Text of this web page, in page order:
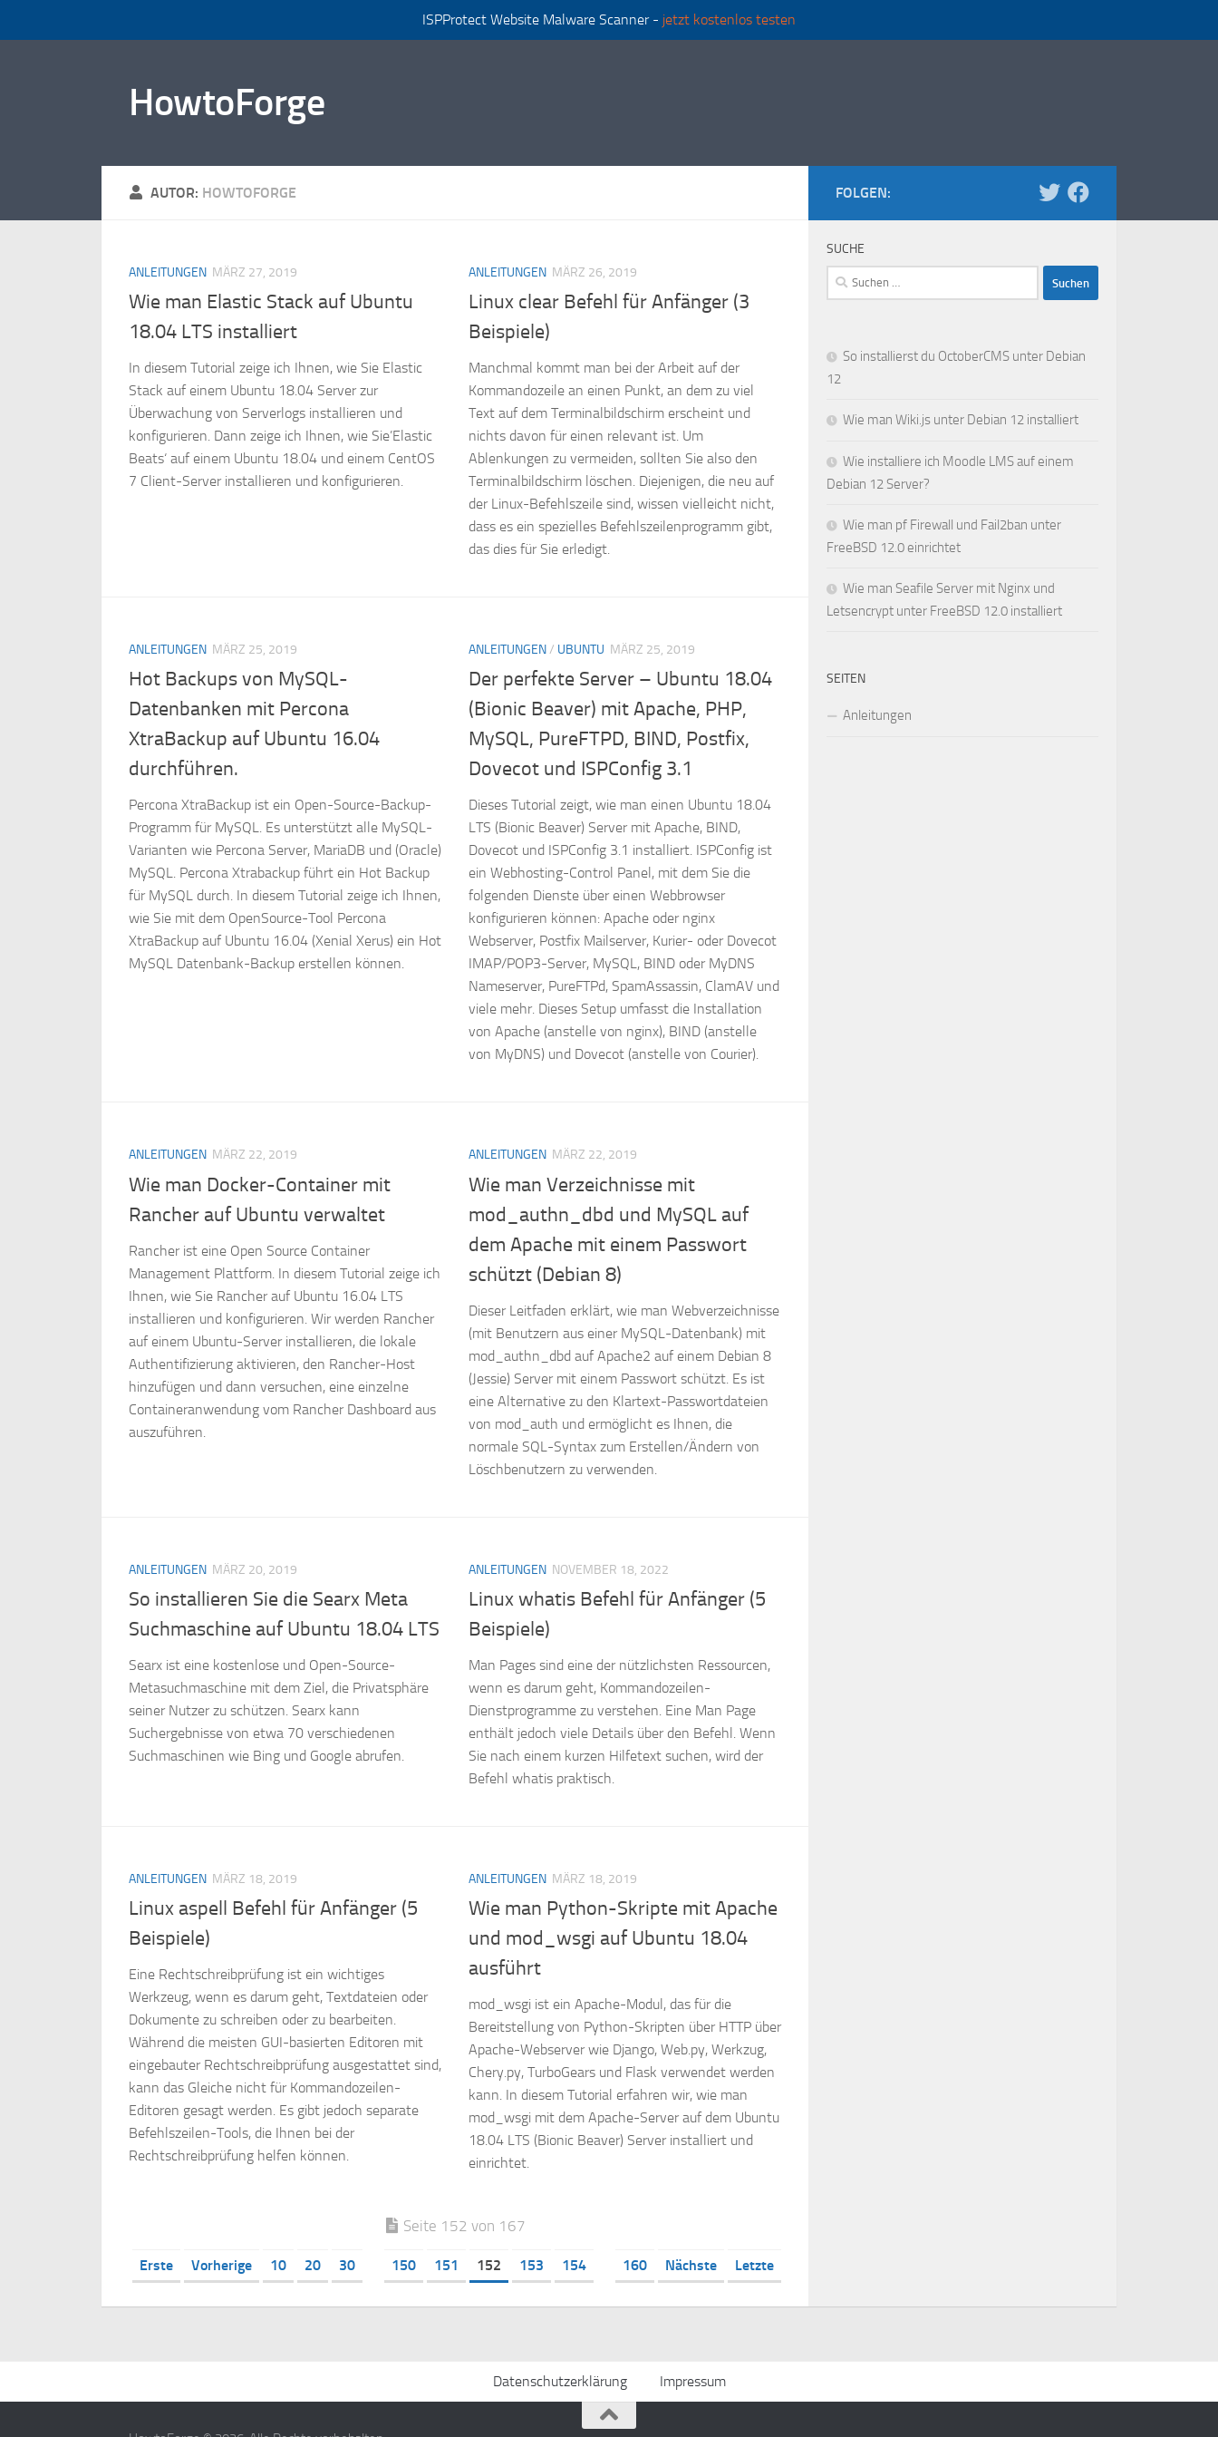
ISPProtect Website Malware Scanner - jetzt kostenlos testen
HowtoForge
AUTOR: HOWTOFORGE
ANLEITUNGEN MÄRZ 27, 2019
Wie man Elastic Stack auf Ubuntu
18.04 LTS installiert
In diesem Tutorial zeige ich Ihnen, wie Sie Elastic
Stack auf einem Ubuntu 18.04 Server zur
Überwachung von Serverlogs installieren und
konfigurieren. Dann zeige ich Ihnen, wie Sie’Elastic
Beats‘ auf einem Ubuntu 18.04 und einem CentOS
7 Client-Server installieren und konfigurieren.
ANLEITUNGEN MÄRZ 26, 2019
Linux clear Befehl für Anfänger (3
Beispiele)
Manchmal kommt man bei der Arbeit auf der
Kommandozeile an einen Punkt, an dem zu viel
Text auf dem Terminalbildschirm erscheint und
nichts davon für einen relevant ist. Um
Ablenkungen zu vermeiden, sollten Sie also den
Terminalbildschirm löschen. Diejenigen, die neu auf
der Linux-Befehlszeile sind, wissen vielleicht nicht,
dass es ein spezielles Befehlszeilenprogramm gibt,
das dies für Sie erledigt.
ANLEITUNGEN MÄRZ 25, 2019
Hot Backups von MySQL-
Datenbanken mit Percona
XtraBackup auf Ubuntu 16.04
durchführen.
Percona XtraBackup ist ein Open-Source-Backup-
Programm für MySQL. Es unterstützt alle MySQL-
Varianten wie Percona Server, MariaDB und (Oracle)
MySQL. Percona Xtrabackup führt ein Hot Backup
für MySQL durch. In diesem Tutorial zeige ich Ihnen,
wie Sie mit dem OpenSource-Tool Percona
XtraBackup auf Ubuntu 16.04 (Xenial Xerus) ein Hot
MySQL Datenbank-Backup erstellen können.
ANLEITUNGEN/ UBUNTU MÄRZ 25, 2019
Der perfekte Server – Ubuntu 18.04
(Bionic Beaver) mit Apache, PHP,
MySQL, PureFTPD, BIND, Postfix,
Dovecot und ISPConfig 3.1
Dieses Tutorial zeigt, wie man einen Ubuntu 18.04
LTS (Bionic Beaver) Server mit Apache, BIND,
Dovecot und ISPConfig 3.1 installiert. ISPConfig ist
ein Webhosting-Control Panel, mit dem Sie die
folgenden Dienste über einen Webbrowser
konfigurieren können: Apache oder nginx
Webserver, Postfix Mailserver, Kurier- oder Dovecot
IMAP/POP3-Server, MySQL, BIND oder MyDNS
Nameserver, PureFTPd, SpamAssassin, ClamAV und
viele mehr. Dieses Setup umfasst die Installation
von Apache (anstelle von nginx), BIND (anstelle
von MyDNS) und Dovecot (anstelle von Courier).
ANLEITUNGEN MÄRZ 22, 2019
Wie man Docker-Container mit
Rancher auf Ubuntu verwaltet
Rancher ist eine Open Source Container
Management Plattform. In diesem Tutorial zeige ich
Ihnen, wie Sie Rancher auf Ubuntu 16.04 LTS
installieren und konfigurieren. Wir werden Rancher
auf einem Ubuntu-Server installieren, die lokale
Authentifizierung aktivieren, den Rancher-Host
hinzufügen und dann versuchen, eine einzelne
Containeranwendung vom Rancher Dashboard aus
auszuführen.
ANLEITUNGEN MÄRZ 22, 2019
Wie man Verzeichnisse mit
mod_authn_dbd und MySQL auf
dem Apache mit einem Passwort
schützt (Debian 8)
Dieser Leitfaden erklärt, wie man Webverzeichnisse
(mit Benutzern aus einer MySQL-Datenbank) mit
mod_authn_dbd auf Apache2 auf einem Debian 8
(Jessie) Server mit einem Passwort schützt. Es ist
eine Alternative zu den Klartext-Passwortdateien
von mod_auth und ermöglicht es Ihnen, die
normale SQL-Syntax zum Erstellen/Ändern von
Löschbenutzern zu verwenden.
ANLEITUNGEN MÄRZ 20, 2019
So installieren Sie die Searx Meta
Suchmaschine auf Ubuntu 18.04 LTS
Searx ist eine kostenlose und Open-Source-
Metasuchmaschine mit dem Ziel, die Privatsphäre
seiner Nutzer zu schützen. Searx kann
Suchergebnisse von etwa 70 verschiedenen
Suchmaschinen wie Bing und Google abrufen.
ANLEITUNGEN NOVEMBER 18, 2022
Linux whatis Befehl für Anfänger (5
Beispiele)
Man Pages sind eine der nützlichsten Ressourcen,
wenn es darum geht, Kommandozeilen-
Dienstprogramme zu verstehen. Eine Man Page
enthält jedoch viele Details über den Befehl. Wenn
Sie nach einem kurzen Hilfetext suchen, wird der
Befehl whatis praktisch.
ANLEITUNGEN MÄRZ 18, 2019
Linux aspell Befehl für Anfänger (5
Beispiele)
Eine Rechtschreibprüfung ist ein wichtiges
Werkzeug, wenn es darum geht, Textdateien oder
Dokumente zu schreiben oder zu bearbeiten.
Während die meisten GUI-basierten Editoren mit
eingebauter Rechtschreibprüfung ausgestattet sind,
kann das Gleiche nicht für Kommandozeilen-
Editoren gesagt werden. Es gibt jedoch separate
Befehlszeilen-Tools, die Ihnen bei der
Rechtschreibprüfung helfen können.
ANLEITUNGEN MÄRZ 18, 2019
Wie man Python-Skripte mit Apache
und mod_wsgi auf Ubuntu 18.04
ausführt
mod_wsgi ist ein Apache-Modul, das für die
Bereitstellung von Python-Skripten über HTTP über
Apache-Webserver wie Django, Web.py, Werkzug,
Chery.py, TurboGears und Flask verwendet werden
kann. In diesem Tutorial erfahren wir, wie man
mod_wsgi mit dem Apache-Server auf dem Ubuntu
18.04 LTS (Bionic Beaver) Server installiert und
einrichtet.
Seite 152 von 167
Erste Vorherige 10 20 30 150 151 152 153 154 160 Nächste Letzte
FOLGEN:
SUCHE
Suchen
nach:
So installierst du OctoberCMS unter Debian
12
Wie man Wiki.js unter Debian 12 installiert
Wie installiere ich Moodle LMS auf einem
Debian 12 Server?
Wie man pf Firewall und Fail2ban unter
FreeBSD 12.0 einrichtet
Wie man Seafile Server mit Nginx und
Letsencrypt unter FreeBSD 12.0 installiert
SEITEN
Anleitungen
Datenschutzerklärung Impressum